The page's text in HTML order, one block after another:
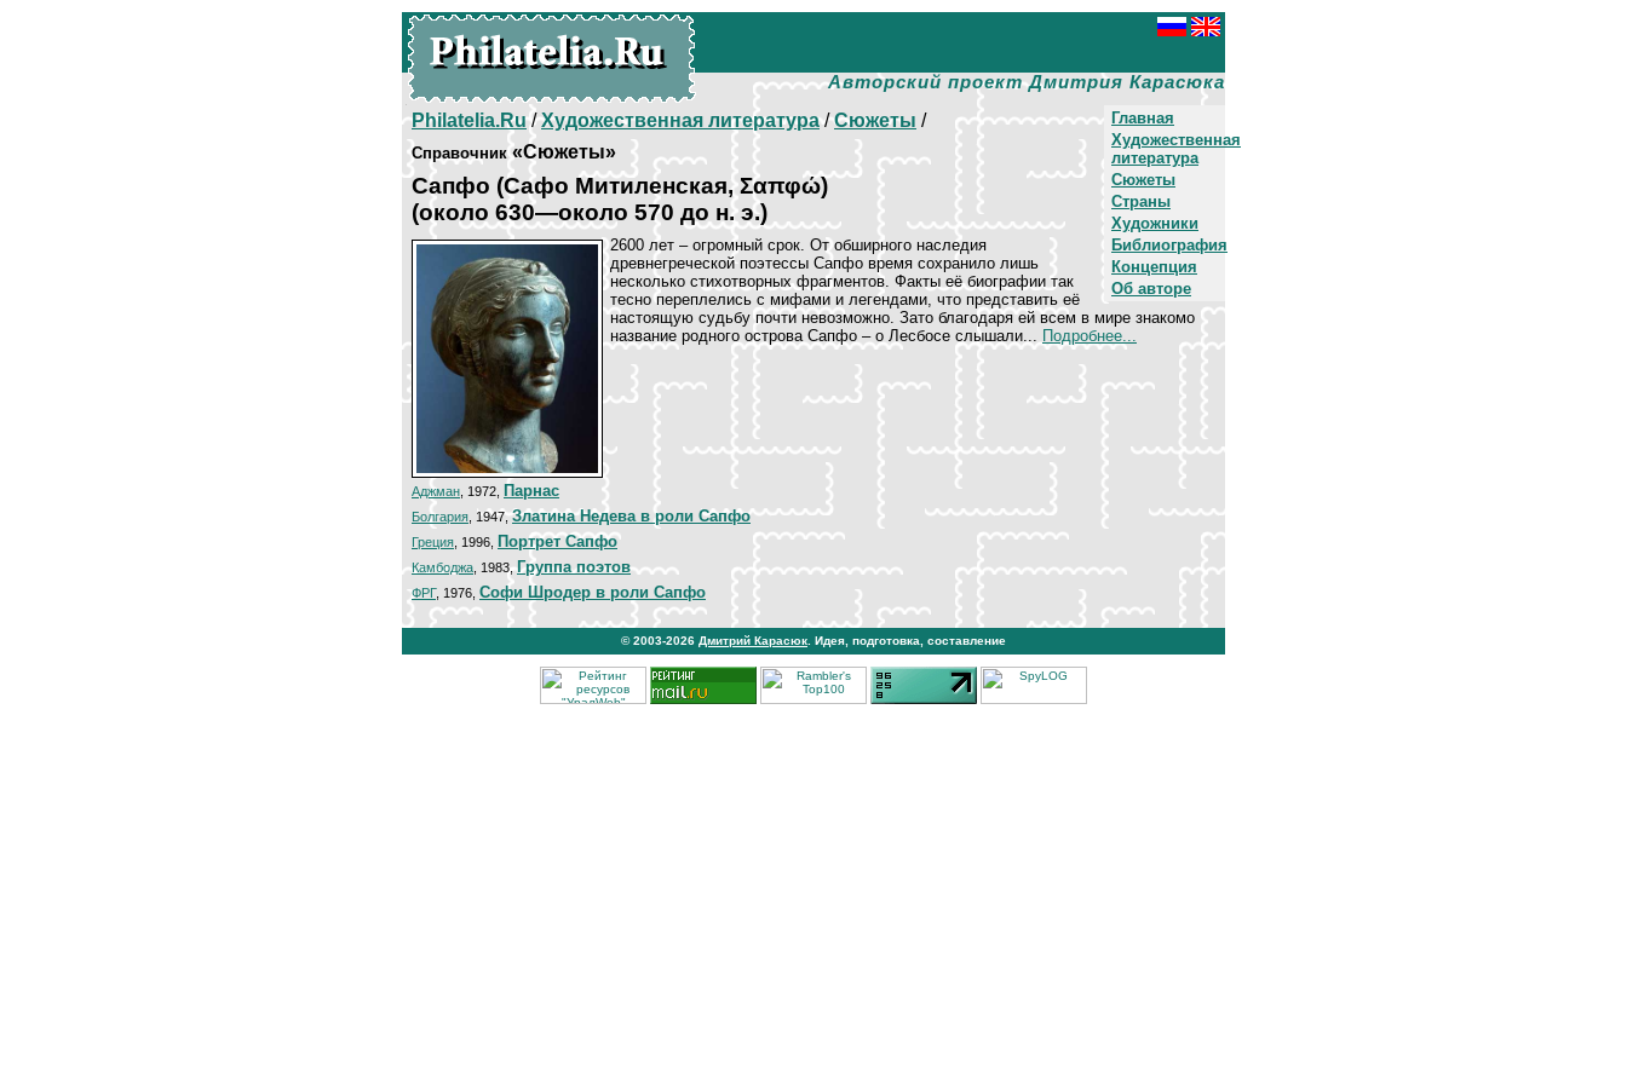
Авторский проект Дмитрия Карасюка
Главная
Художественная
литература
Сюжеты
Страны
Художники
Библиография
Концепция
Об авторе
Philatelia.Ru/Художественная литература/Сюжеты /
Справочник«Сюжеты»
Сапфо (Сафо Митиленская, Σαπφώ)
(около 630—около 570 до н. э.)
2600 лет – огромный срок. От обширного наследия
древнегреческой поэтессы Сапфо время сохранило лишь
несколько стихотворных фрагментов. Факты её биографии так
тесно переплелись с мифами и легендами, что представить её
настоящую судьбу почти невозможно. Зато благодаря ей всем в мире знакомо
название родного острова Сапфо – о Лесбосе слышали... Подробнее...
Аджман , 1972, Парнас
Болгария , 1947,Златина Недева в роли Сапфо
Греция , 1996, Портрет Сапфо
Камбоджа , 1983,Группа поэтов
ФРГ, 1976, Софи Шродер в роли Сапфо
© 2003-2026 Дмитрий Карасюк . Идея, подготовка, составление